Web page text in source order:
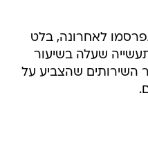
לאחרונה, בלט
שעלה בשיעור
השירותים שהצביע על